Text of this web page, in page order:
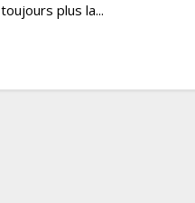
toujours plus la...